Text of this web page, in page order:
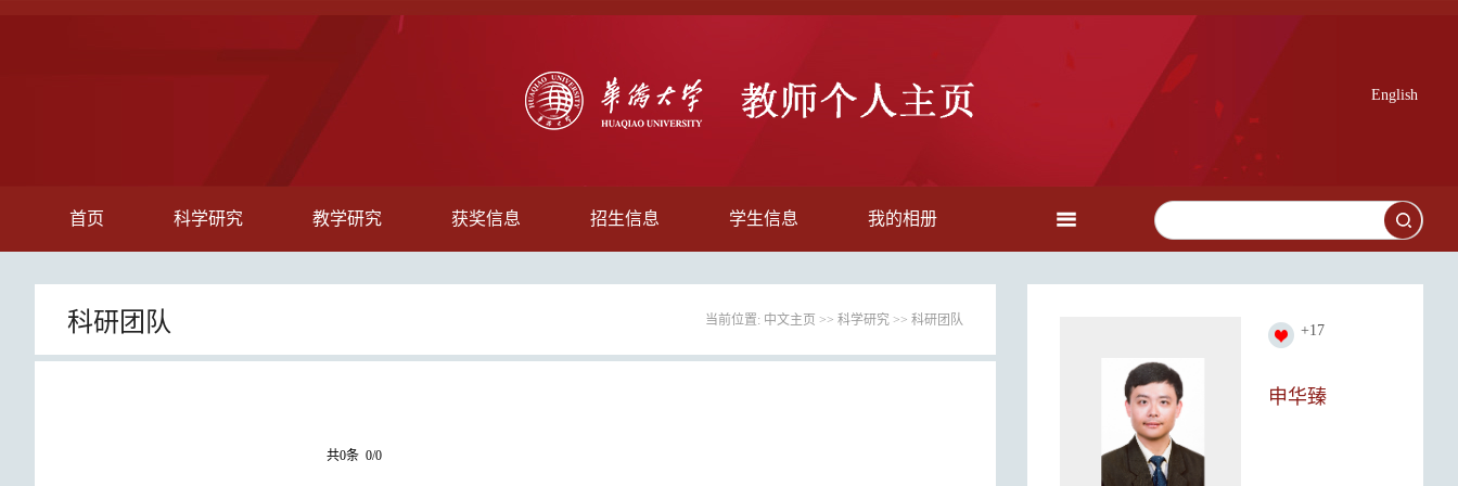
English
首页 科学研究 教学研究 获奖信息 招生信息 学生信息 我的相册
科研团队 当前位置: 中文主页 >> 科学研究 >> 科研团队
共0条 0/0
+17
申华臻